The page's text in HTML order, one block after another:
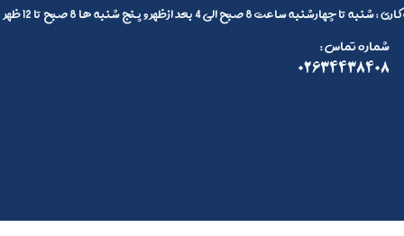
چهارشنبه ساعت 8 صبح الی 4 بعد ازظهر و پنج شنبه ها 8 صبح تا 12 ظهر
: شماره تماس
02634438408